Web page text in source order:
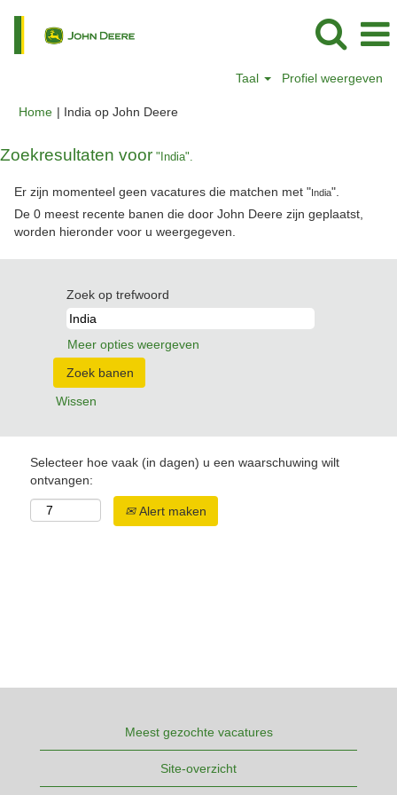
Taal Profiel weergeven
Home | India op John Deere(huidige
Zoekresultaten voor "India".
Er zijn momenteel geen vacatures die matchen met "India".
De 0 meest recente banen die door John Deere zijn geplaatst,
worden hieronder voor u weergegeven.
Zoek op trefwoord
Meer opties weergeven
Wissen
Selecteer hoe vaak (in dagen) u een waarschuwing wilt
ontvangen:
Alert maken
Meest gezochte vacatures
Site-overzicht